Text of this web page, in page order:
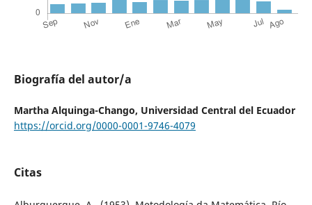
Biografía del autor/a
Martha Alquinga-Chango, Universidad Central del Ecuador
https://orcid.org/0000-0001-9746-4079
Citas